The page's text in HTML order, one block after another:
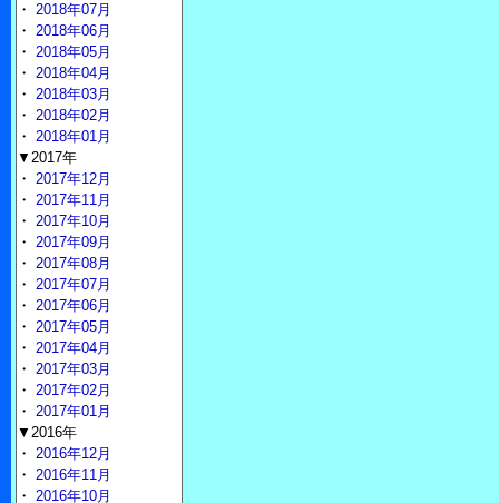
・ 2018年07月
・ 2018年06月
・ 2018年05月
・ 2018年04月
・ 2018年03月
・ 2018年02月
・ 2018年01月
▼2017年
・ 2017年12月
・ 2017年11月
・ 2017年10月
・ 2017年09月
・ 2017年08月
・ 2017年07月
・ 2017年06月
・ 2017年05月
・ 2017年04月
・ 2017年03月
・ 2017年02月
・ 2017年01月
▼2016年
・ 2016年12月
・ 2016年11月
・ 2016年10月